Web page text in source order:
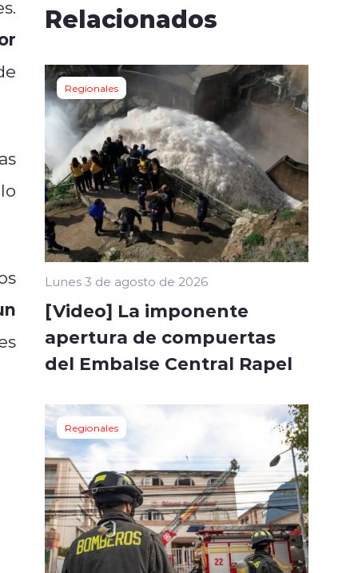
Relacionados
Regionales
Lunes 3 de agosto de 2026
[Video] La imponente
apertura de compuertas
del Embalse Central Rapel
Regionales